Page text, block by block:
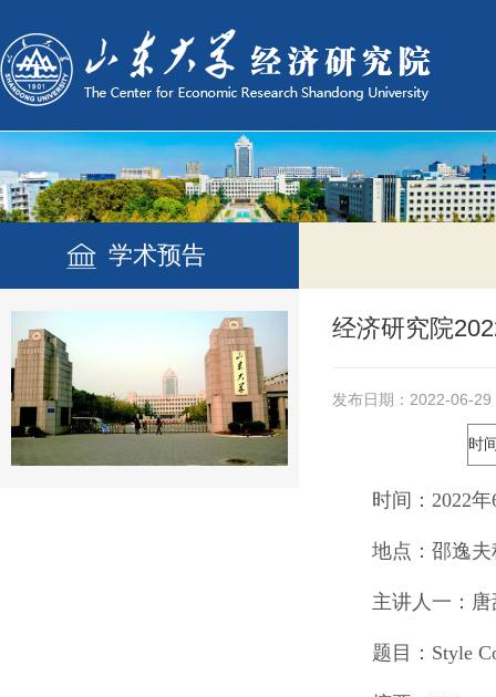
学术预告
经济研究院
发布日期：2022-06-29
时
时间：2022
地点：邵逸
主讲人一：
题目：Style